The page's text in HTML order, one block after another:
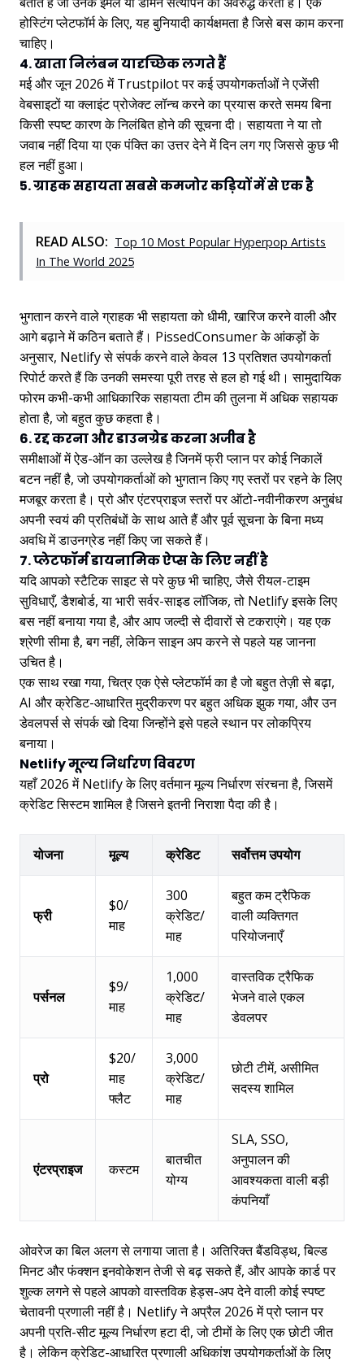
होस्टिंग प्लेटफॉर्म के लिए, यह बुनियादी कार्यक्षमता है जिसे बस काम करना
चाहिए।
4. खाता निलंबन यादृच्छिक लगते हैं
मई और जून 2026 में Trustpilot पर कई उपयोगकर्ताओं ने एजेंसी
वेबसाइटों या क्लाइंट प्रोजेक्ट लॉन्च करने का प्रयास करते समय बिना
किसी स्पष्ट कारण के निलंबित होने की सूचना दी। सहायता ने या तो
जवाब नहीं दिया या एक पंक्ति का उत्तर देने में दिन लग गए जिससे कुछ भी
हल नहीं हुआ।
5. ग्राहक सहायता सबसे कमजोर कड़ियों में से एक है
READ ALSO: Top 10 Most Popular Hyperpop Artists
In The World 2025
भुगतान करने वाले ग्राहक भी सहायता को धीमी, खारिज करने वाली और
आगे बढ़ाने में कठिन बताते हैं। PissedConsumer के आंकड़ों के
अनुसार, Netlify से संपर्क करने वाले केवल 13 प्रतिशत उपयोगकर्ता
रिपोर्ट करते हैं कि उनकी समस्या पूरी तरह से हल हो गई थी। सामुदायिक
फोरम कभी-कभी आधिकारिक सहायता टीम की तुलना में अधिक सहायक
होता है, जो बहुत कुछ कहता है।
6. रद्द करना और डाउनग्रेड करना अजीब है
समीक्षाओं में ऐड-ऑन का उल्लेख है जिनमें फ्री प्लान पर कोई निकालें
बटन नहीं है, जो उपयोगकर्ताओं को भुगतान किए गए स्तरों पर रहने के लिए
मजबूर करता है। प्रो और एंटरप्राइज स्तरों पर ऑटो-नवीनीकरण अनुबंध
अपनी स्वयं की प्रतिबंधों के साथ आते हैं और पूर्व सूचना के बिना मध्य
अवधि में डाउनग्रेड नहीं किए जा सकते हैं।
7. प्लेटफॉर्म डायनामिक ऐप्स के लिए नहीं है
यदि आपको स्टैटिक साइट से परे कुछ भी चाहिए, जैसे रीयल-टाइम
सुविधाएँ, डैशबोर्ड, या भारी सर्वर-साइड लॉजिक, तो Netlify इसके लिए
बस नहीं बनाया गया है, और आप जल्दी से दीवारों से टकराएंगे। यह एक
श्रेणी सीमा है, बग नहीं, लेकिन साइन अप करने से पहले यह जानना
उचित है।
एक साथ रखा गया, चित्र एक ऐसे प्लेटफॉर्म का है जो बहुत तेज़ी से बढ़ा,
AI और क्रेडिट-आधारित मुद्रीकरण पर बहुत अधिक झुक गया, और उन
डेवलपर्स से संपर्क खो दिया जिन्होंने इसे पहले स्थान पर लोकप्रिय
बनाया।
Netlify मूल्य निर्धारण विवरण
यहाँ 2026 में Netlify के लिए वर्तमान मूल्य निर्धारण संरचना है, जिसमें
क्रेडिट सिस्टम शामिल है जिसने इतनी निराशा पैदा की है।
योजना मूल्य क्रेडिट सर्वोत्तम उपयोग
फ्री
$0/
माह
300
क्रेडिट/
माह
बहुत कम ट्रैफिक
वाली व्यक्तिगत
परियोजनाएँ
पर्सनल
$9/
माह
1,000
क्रेडिट/
माह
वास्तविक ट्रैफिक
भेजने वाले एकल
डेवलपर
प्रो
$20/
माह
फ्लैट
3,000
क्रेडिट/
माह
छोटी टीमें, असीमित
सदस्य शामिल
एंटरप्राइज कस्टम
बातचीत
योग्य
SLA, SSO,
अनुपालन की
आवश्यकता वाली बड़ी
कंपनियाँ
ओवरेज का बिल अलग से लगाया जाता है। अतिरिक्त बैंडविड्थ, बिल्ड
मिनट और फंक्शन इनवोकेशन तेजी से बढ़ सकते हैं, और आपके कार्ड पर
शुल्क लगने से पहले आपको वास्तविक हेड्स-अप देने वाली कोई स्पष्ट
चेतावनी प्रणाली नहीं है। Netlify ने अप्रैल 2026 में प्रो प्लान पर
अपनी प्रति-सीट मूल्य निर्धारण हटा दी, जो टीमों के लिए एक छोटी जीत
है। लेकिन क्रेडिट-आधारित प्रणाली अधिकांश उपयोगकर्ताओं के लिए